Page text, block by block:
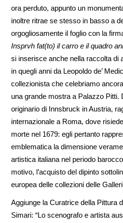
ora perduto, appunto un
inoltre ritrae se stesso in basso a
orgogliosamente il foglio con la
Insprvh fat(to) il carro e il quadro
si inserisce anche nella raccolta di
in quegli anni da Leopoldo de’
collezionista che celebriamo
una grande mostra a Palazzo Pitti.
originario di Innsbruck in Austria,
internazionale a Roma, dove
morte nel 1679: egli pertanto
emblematica la dimensione
artistica italiana nel periodo
motivo, l’acquisto del dipinto
europea delle collezioni delle
Aggiunge la Curatrice della Pittura
Simari: “Lo scenografo e artista